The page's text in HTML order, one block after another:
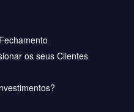
os seus Clientes